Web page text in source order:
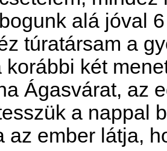
alá jóval
túratársam a
korábbi két
Ágasvárat, az
a nappal
az ember látja,